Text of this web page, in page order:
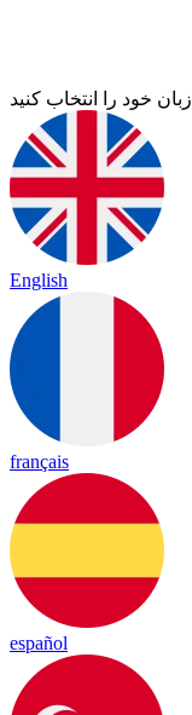
زبان خود را انتخاب کنید
English
français
español